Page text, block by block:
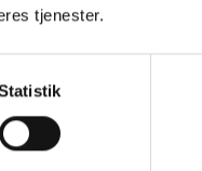
tjenester.